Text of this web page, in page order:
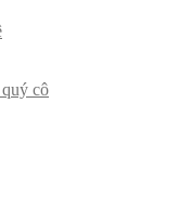
cô